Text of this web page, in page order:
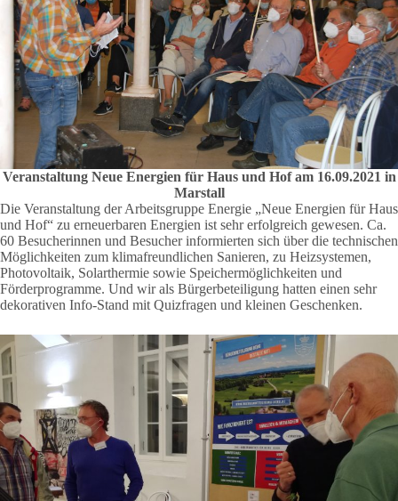
Veranstaltung Neue Energien für Haus und Hof am 16.09.2021 in
Marstall
Die Veranstaltung der Arbeitsgruppe Energie „Neue Energien für Haus
und Hof“ zu erneuerbaren Energien ist sehr erfolgreich gewesen. Ca.
60 Besucherinnen und Besucher informierten sich über die technischen
Möglichkeiten zum klimafreundlichen Sanieren, zu Heizsystemen,
Photovoltaik, Solarthermie sowie Speichermöglichkeiten und
Förderprogramme. Und wir als Bürgerbeteiligung hatten einen sehr
dekorativen Info-Stand mit Quizfragen und kleinen Geschenken.